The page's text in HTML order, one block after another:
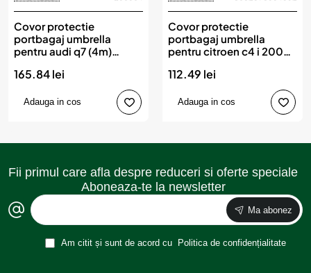
Covor protectie
portbagaj umbrella
pentru audi q7 (4m)
165.84 lei
Adauga in cos
Covor protectie
portbagaj umbrella
pentru citroen c4 i 2004-
112.49 lei
Adauga in cos
Fii primul care afla despre reduceri si oferte speciale
Aboneaza-te la newsletter
Ma abonez
Am citit și sunt de acord cu Politica de confidențialitate